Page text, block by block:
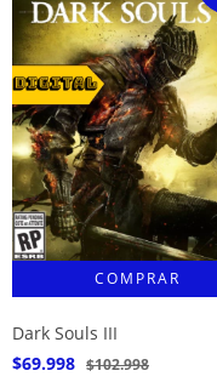
Dark Souls III
$69.998 $102.998